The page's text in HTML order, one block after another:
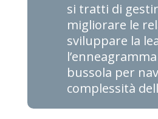
si tratti di
migliorare le
sviluppare la
bussola per
complessità